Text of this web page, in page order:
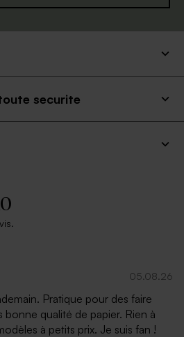
securite
05.08.26
Pratique pour des faire
bonne qualité de papier. Rien à
à petits prix. Je suis fan !